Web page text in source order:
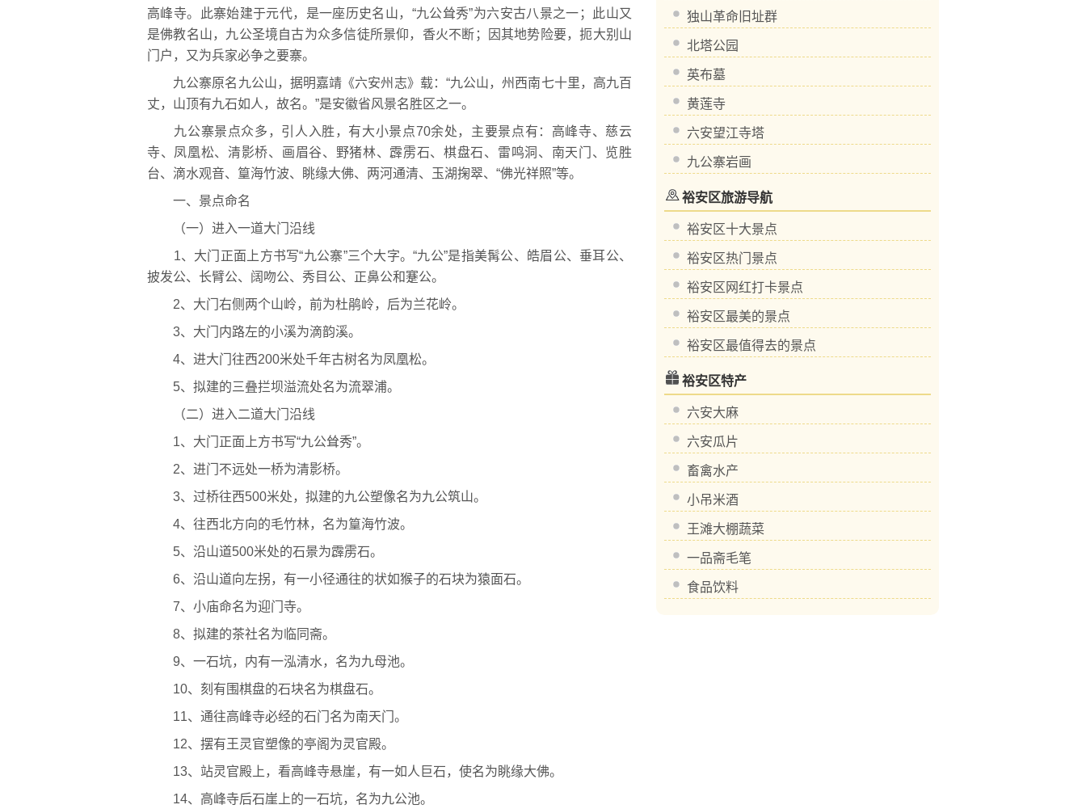
高峰寺。此寨始建于元代，是一座历史名山，“九公耸秀”为六安古八景之一；此山又
是佛教名山，九公圣境自古为众多信徒所景仰，香火不断；因其地势险要，扼大别山
门户，又为兵家必争之要寨。
九公寨原名九公山，据明嘉靖《六安州志》载：“九公山，州西南七十里，高九百
丈，山顶有九石如人，故名。”是安徽省风景名胜区之一。
九公寨景点众多，引人入胜，有大小景点70余处，主要景点有：高峰寺、慈云
寺、凤凰松、清影桥、画眉谷、野猪林、霹雳石、棋盘石、雷鸣洞、南天门、览胜
台、滴水观音、篁海竹波、眺缘大佛、两河通清、玉湖掬翠、“佛光祥照”等。
一、景点命名
（一）进入一道大门沿线
1、大门正面上方书写“九公寨”三个大字。“九公”是指美髯公、皓眉公、垂耳公、
披发公、长臂公、阔吻公、秀目公、正鼻公和蹇公。
2、大门右侧两个山岭，前为杜鹃岭，后为兰花岭。
3、大门内路左的小溪为滴韵溪。
4、进大门往西200米处千年古树名为凤凰松。
5、拟建的三叠拦坝溢流处名为流翠浦。
（二）进入二道大门沿线
1、大门正面上方书写“九公耸秀”。
2、进门不远处一桥为清影桥。
3、过桥往西500米处，拟建的九公塑像名为九公筑山。
4、往西北方向的毛竹林，名为篁海竹波。
5、沿山道500米处的石景为霹雳石。
6、沿山道向左拐，有一小径通往的状如猴子的石块为猿面石。
7、小庙命名为迎门寺。
8、拟建的茶社名为临同斋。
9、一石坑，内有一泓清水，名为九母池。
10、刻有围棋盘的石块名为棋盘石。
11、通往高峰寺必经的石门名为南天门。
12、摆有王灵官塑像的亭阁为灵官殿。
13、站灵官殿上，看高峰寺悬崖，有一如人巨石，使名为眺缘大佛。
14、高峰寺后石崖上的一石坑，名为九公池。
独山革命旧址群
北塔公园
英布墓
黄莲寺
六安望江寺塔
九公寨岩画
裕安区旅游导航
裕安区十大景点
裕安区热门景点
裕安区网红打卡景点
裕安区最美的景点
裕安区最值得去的景点
裕安区特产
六安大麻
六安瓜片
畜禽水产
小吊米酒
王滩大棚蔬菜
一品斋毛笔
食品饮料